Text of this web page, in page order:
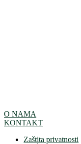
O NAMA
KONTAKT
Zaštita privatnosti